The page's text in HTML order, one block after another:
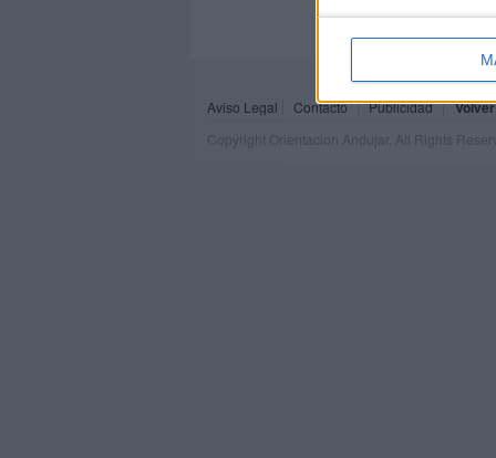
Aviso Legal Contacto Publicidad
Copyright Orientacion Andujar. All Rights